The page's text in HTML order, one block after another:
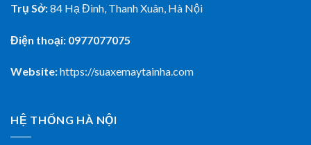
Trụ Sở:84 Hạ Đình, Thanh Xuân, Hà Nội
Điện thoại: 0977077075
Website:https://suaxemaytainha.com
HỆ THỐNG HÀ NỘI